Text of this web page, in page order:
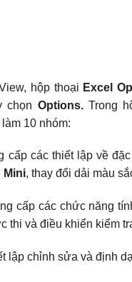
hộp thoại Excel
chọn Options. Trong
10 nhóm:
cấp các thiết lập về
Mini, thay đổi dải màu
cấp các chức năng
thi và điều khiển kiểm
lập chỉnh sửa và định